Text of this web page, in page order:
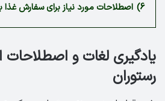
6) اصطلاحات مورد نیاز برای سفارش غذا
یادگیری لغات و اصطلاحات
رستوران